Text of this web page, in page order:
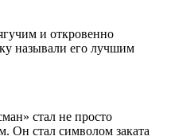
и откровенно
называли его лучшим
стал не просто
Он стал символом заката